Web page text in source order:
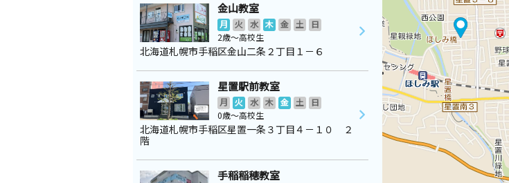
金山教室
月 火 水 木 金 土
日
2歳～高校生
北海道札幌市手稲区金山二条２丁目１－６
星置駅前教室
月 火 水 木 金 土
日
0歳～高校生
北海道札幌市手稲区星置一条３丁目４－１０ ２
階
手稲稲穂教室